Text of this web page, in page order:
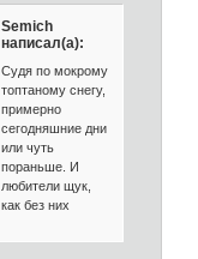
Semich
написал(а):
Судя по мокрому
топтаному снегу,
примерно
сегодняшние дни
или чуть
пораньше. И
любители щук,
как без них